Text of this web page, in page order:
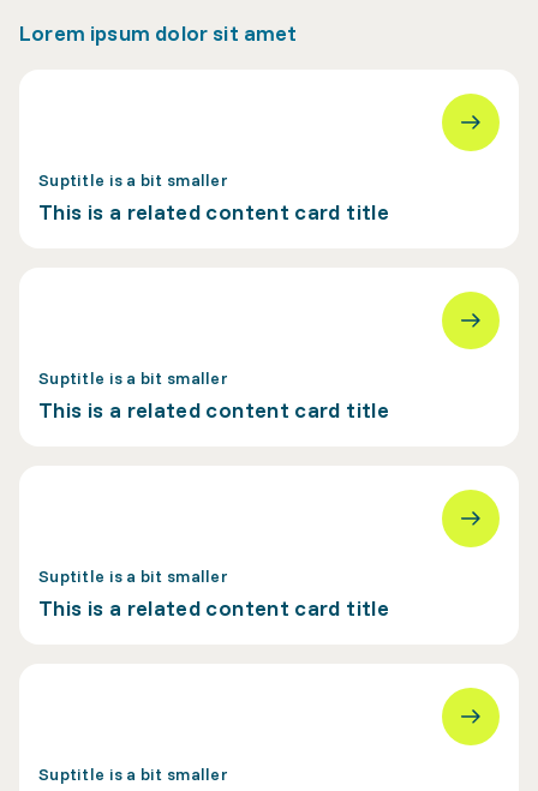
Lorem ipsum dolor sit amet
Suptitle is a bit smaller
This is a related content card title
Suptitle is a bit smaller
This is a related content card title
Suptitle is a bit smaller
This is a related content card title
Suptitle is a bit smaller